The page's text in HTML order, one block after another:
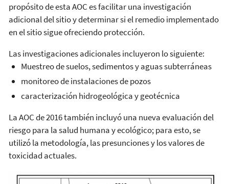
propósito de esta AOC es facilitar una investigación
adicional del sitio y determinar si el remedio implementado
en el sitio sigue ofreciendo protección.
Las investigaciones adicionales incluyeron lo siguiente:
Muestreo de suelos, sedimentos y aguas subterráneas
monitoreo de instalaciones de pozos
caracterización hidrogeológica y geotécnica
La AOC de 2016 también incluyó una nueva evaluación del
riesgo para la salud humana y ecológico; para esto, se
utilizó la metodología, las presunciones y los valores de
toxicidad actuales.